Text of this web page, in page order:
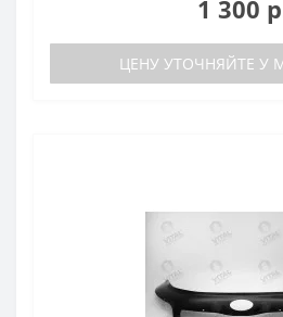
1 300
ЦЕНУ УТОЧНЯЙТЕ У